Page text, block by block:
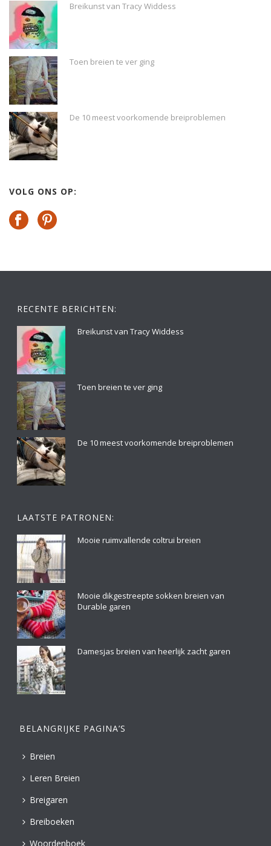
Breikunst van Tracy Widdess
Toen breien te ver ging
De 10 meest voorkomende breiproblemen
VOLG ONS OP:
RECENTE BERICHTEN:
Breikunst van Tracy Widdess
Toen breien te ver ging
De 10 meest voorkomende breiproblemen
LAATSTE PATRONEN:
Mooie ruimvallende coltrui breien
Mooie dikgestreepte sokken breien van
Durable garen
Damesjas breien van heerlijk zacht garen
BELANGRIJKE PAGINA’S
Breien
Leren Breien
Breigaren
Breiboeken
Woordenboek